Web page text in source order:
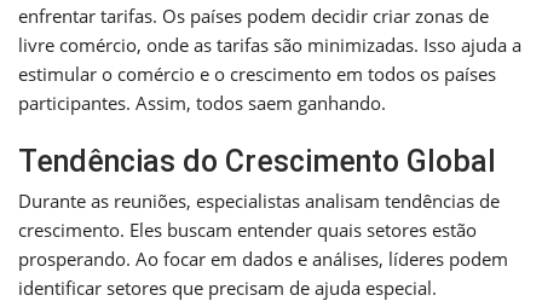
enfrentar tarifas. Os países podem decidir criar zonas de
livre comércio, onde as tarifas são minimizadas. Isso ajuda a
estimular o comércio e o crescimento em todos os países
participantes. Assim, todos saem ganhando.
Tendências do Crescimento Global
Durante as reuniões, especialistas analisam tendências de
crescimento. Eles buscam entender quais setores estão
prosperando. Ao focar em dados e análises, líderes podem
identificar setores que precisam de ajuda especial.